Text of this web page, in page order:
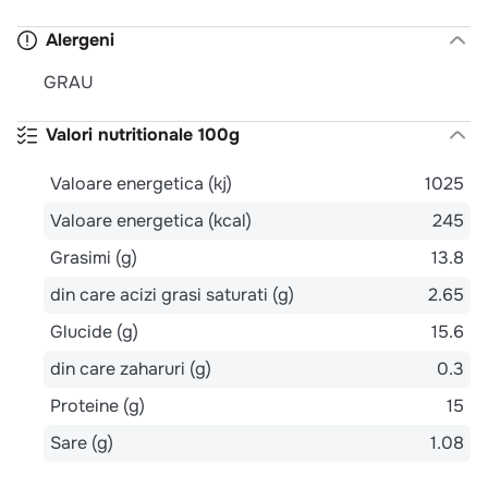
Alergeni
GRAU
Valori nutritionale 100g
Valoare energetica (kj)
1025
Valoare energetica (kcal)
245
Grasimi (g)
13.8
din care acizi grasi saturati (g)
2.65
Glucide (g)
15.6
din care zaharuri (g)
0.3
Proteine (g)
15
Sare (g)
1.08